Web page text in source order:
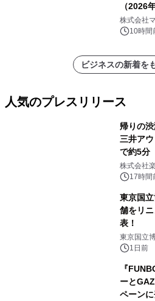
（2026
（0.995
ートを発
株式会社
10時間
ビジネスの新着を
人気のプレスリリース
帰りの
三井ア
で約5分
メニュー
株式会社
17時間
東京国
舗をリ
表！
東京国立
1日前
『
ーと
ペーン